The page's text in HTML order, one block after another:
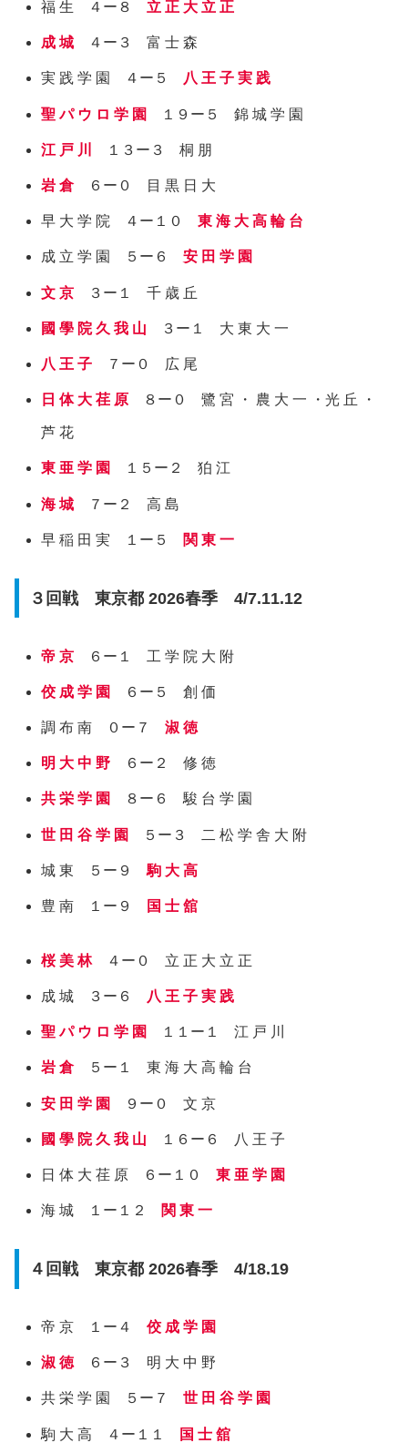
福 生 ４ー８ 立 正 大 立 正
成 城 ４ー３ 富 士 森
実 践 学 園 ４ー５ 八 王 子 実 践
聖 パ ウ ロ 学 園 １９ー５ 錦 城 学 園
江 戸 川 １３ー３ 桐 朋
岩 倉６ー０ 目 黒 日 大
早 大 学 院 ４ー１０東 海 大 高 輪 台
成 立 学 園 ５ー６安 田 学 園
文 京 ３ー１ 千 歳 丘
國 學 院 久 我 山 ３ー１ 大 東 大 一
八 王 子 ７ー０ 広 尾
日 体 大 荏 原 ８ー０ 鷺 宮 ・ 農 大 一 ・光 丘 ・
芦 花
東 亜 学 園 １５ー２ 狛 江
海 城 ７ー２ 高 島
早 稲 田 実 １ー５ 関 東 一
３回戦 東京都 2026春季 4/7.11.12
帝 京 ６ー１ 工 学 院 大 附
佼 成 学 園 ６ー５ 創 価
調 布 南 ０ー７淑 徳
明 大 中 野 ６ー２ 修 徳
共 栄 学 園 ８ー６ 駿 台 学 園
世 田 谷 学 園 ５ー３ 二 松 学 舎 大 附
城 東 ５ー９駒 大 高
豊 南 １ー９ 国 士 舘
桜 美 林４ー０ 立 正 大 立 正
成 城 ３ー６ 八 王 子 実 践
聖 パ ウ ロ 学 園 １１ー１ 江 戸 川
岩 倉５ー１ 東 海 大 高 輪 台
安 田 学 園 ９ー０ 文 京
國 學 院 久 我 山 １６ー６ 八 王 子
日 体 大 荏 原 ６ー１０東 亜 学 園
海 城 １ー１２ 関 東 一
４回戦 東京都 2026春季 4/18.19
帝 京 １ー４佼 成 学 園
淑 徳６ー３ 明 大 中 野
共 栄 学 園 ５ー７世 田 谷 学 園
駒 大 高 ４ー１１ 国 士 舘